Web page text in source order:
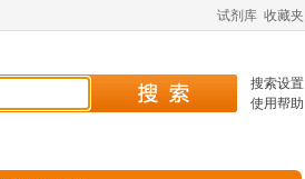
试剂库 收藏夹
搜索设置
使用帮助